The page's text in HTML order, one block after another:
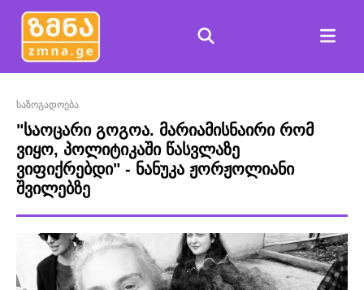
საზოგადოება
"საოცარი გოგოა. მარიამისნაირი რომ
ვიყო, პოლიტიკაში წასვლაზე
ვიფიქრებდი" - ნანუკა ჟორჟოლიანი
შვილებზე